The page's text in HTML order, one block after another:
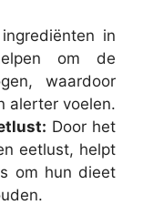
in
om de
waardoor
alerter voelen.
Door het
eetlust, helpt
om hun dieet